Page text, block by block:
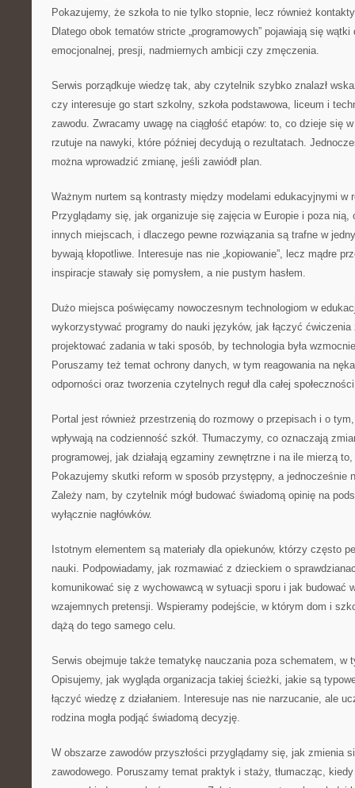
Pokazujemy, że szkoła to nie tylko stopnie, lecz również
Dlatego obok tematów stricte „programowych” pojawiają się
emocjonalnej, presji, nadmiernych ambicji czy zmęczenia.
Serwis porządkuje wiedzę tak, aby czytelnik szybko znalazł
czy interesuje go start szkolny, szkoła podstawowa, liceum i
zawodu. Zwracamy uwagę na ciągłość etapów: to, co dzieje się
rzutuje na nawyki, które później decydują o rezultatach.
można wprowadzić zmianę, jeśli zawiódł plan.
Ważnym nurtem są kontrasty między modelami edukacyjnymi w
Przyglądamy się, jak organizuje się zajęcia w Europie i poza nią,
innych miejscach, i dlaczego pewne rozwiązania są trafne w
bywają kłopotliwe. Interesuje nas nie „kopiowanie”, lecz mądre
inspiracje stawały się pomysłem, a nie pustym hasłem.
Dużo miejsca poświęcamy nowoczesnym technologiom w
wykorzystywać programy do nauki języków, jak łączyć ćwiczenia
projektować zadania w taki sposób, by technologia była
Poruszamy też temat ochrony danych, w tym reagowania na
odporności oraz tworzenia czytelnych reguł dla całej
Portal jest również przestrzenią do rozmowy o przepisach i o
wpływają na codzienność szkół. Tłumaczymy, co oznaczają
programowej, jak działają egzaminy zewnętrzne i na ile mierzą
Pokazujemy skutki reform w sposób przystępny, a jednocześnie
Zależy nam, by czytelnik mógł budować świadomą opinię na
wyłącznie nagłówków.
Istotnym elementem są materiały dla opiekunów, którzy często
nauki. Podpowiadamy, jak rozmawiać z dzieckiem o
komunikować się z wychowawcą w sytuacji sporu i jak budować
wzajemnych pretensji. Wspieramy podejście, w którym dom i
dążą do tego samego celu.
Serwis obejmuje także tematykę nauczania poza schematem, w
Opisujemy, jak wygląda organizacja takiej ścieżki, jakie są
łączyć wiedzę z działaniem. Interesuje nas nie narzucanie, ale
rodzina mogła podjąć świadomą decyzję.
W obszarze zawodów przyszłości przyglądamy się, jak zmienia
zawodowego. Poruszamy temat praktyk i staży, tłumacząc,